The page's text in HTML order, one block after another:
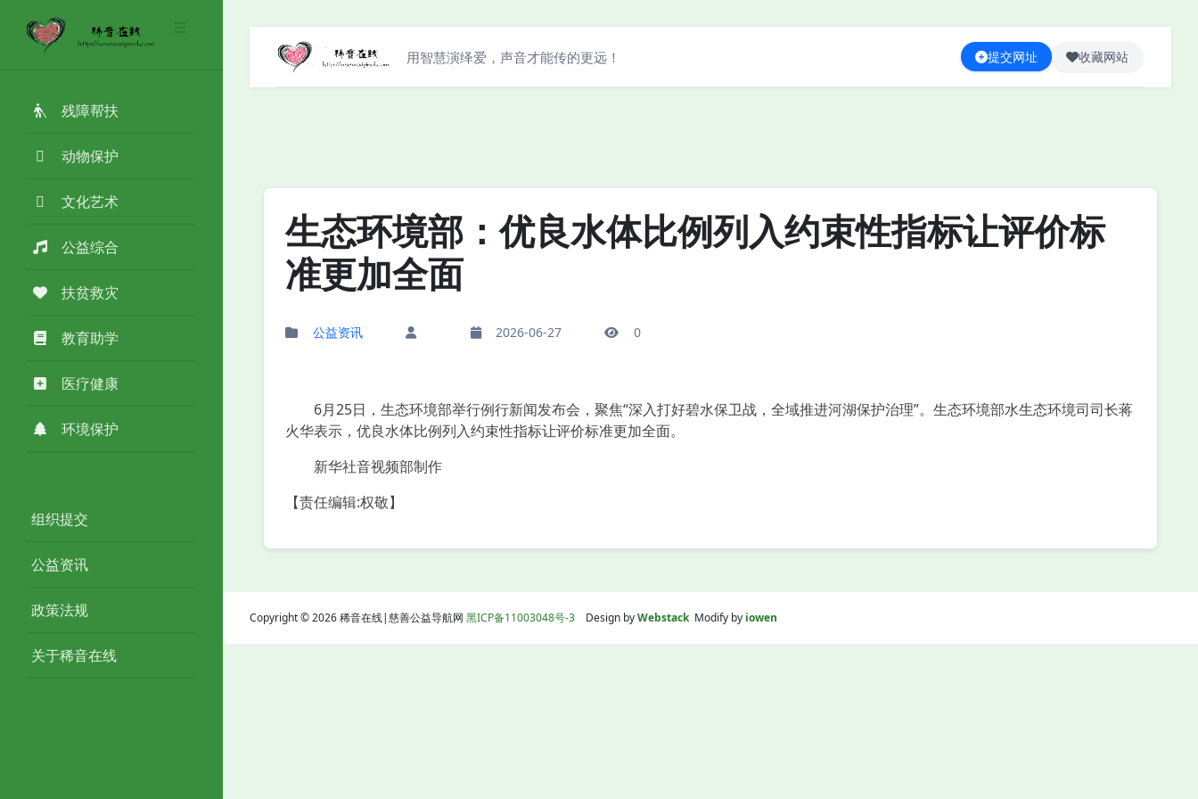
残障帮扶
动物保护
文化艺术
公益综合
扶贫救灾
教育助学
医疗健康
环境保护
组织提交
公益资讯
政策法规
关于稀音在线
用智慧演绎爱，声音才能传的更远！ 提交网址 收藏网站
生态环境部：优良水体比例列入约束性指标让评价标
准更加全面
公益资讯 2026-06-27 0
6月25日，生态环境部举行例行新闻发布会，聚焦“深入打好碧水保卫战，全域推进河湖保护治理”。生态环境部水生态环境司司长蒋
火华表示，优良水体比例列入约束性指标让评价标准更加全面。
新华社音视频部制作
【责任编辑:权敬】
Copyright © 2026 稀音在线|慈善公益导航网 黑ICP备11003048号-3 Design byWebstackModify by iowen